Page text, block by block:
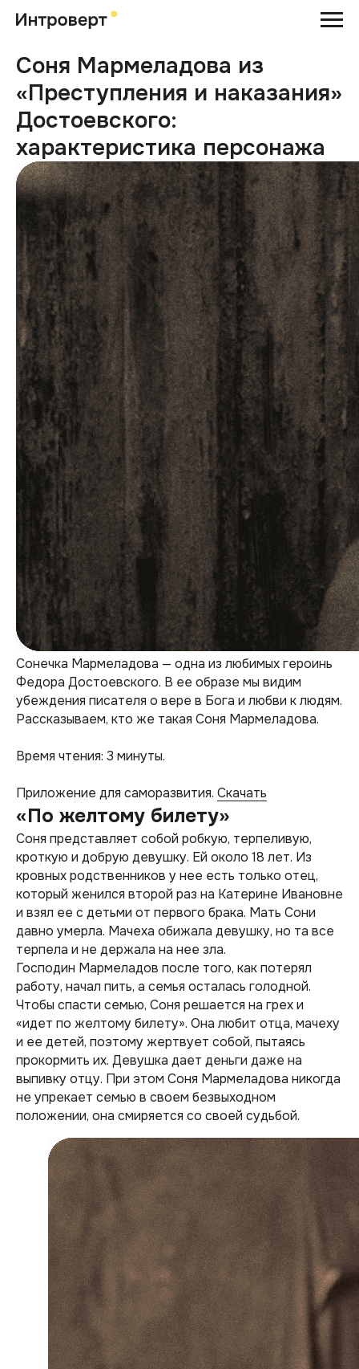
Соня Мармеладова из
«Преступления и наказания»
Достоевского:
характеристика персонажа
Сонечка Мармеладова — одна из любимых героинь
Федора Достоевского. В ее образе мы видим
убеждения писателя о вере в Бога и любви к людям.
Рассказываем, кто же такая Соня Мармеладова.
Время чтения: 3 минуты.
Приложение для саморазвития. Скачать
«По желтому билету»
Соня представляет собой робкую, терпеливую,
кроткую и добрую девушку. Ей около 18 лет. Из
кровных родственников у нее есть только отец,
который женился второй раз на Катерине Ивановне
и взял ее с детьми от первого брака. Мать Сони
давно умерла. Мачеха обижала девушку, но та все
терпела и не держала на нее зла.
Господин Мармеладов после того, как потерял
работу, начал пить, а семья осталась голодной.
Чтобы спасти семью, Соня решается на грех и
«идет по желтому билету». Она любит отца, мачеху
и ее детей, поэтому жертвует собой, пытаясь
прокормить их. Девушка дает деньги даже на
выпивку отцу. При этом Соня Мармеладова никогда
не упрекает семью в своем безвыходном
положении, она смиряется со своей судьбой.